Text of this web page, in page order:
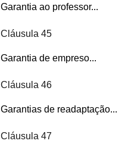
Garantia ao professor...
Cláusula 45
Garantia de empreso...
Cláusula 46
Garantias de readaptação...
Cláusula 47